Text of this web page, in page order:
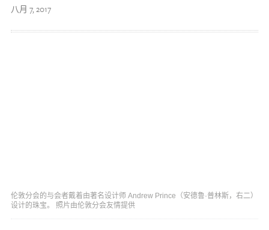
八月 7, 2017
伦敦分会的与会者戴着由著名设计师 Andrew Prince（安德鲁·普林斯，右二）
设计的珠宝。 照片由伦敦分会友情提供